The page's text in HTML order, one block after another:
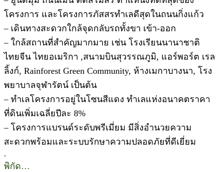
โครงการ และโครงการภัสสรทำเลดีสุดในถนนกิ่งแก้ว
– เดินทางสะดวกใกล้จุดกลับรถทั้งขา เข้า-ออก
– ใกล้สถานที่สำคัญมากมาย เช่น โรงเรียนนานาชาติ
ไทยจีน ไทยอเมริกา ,สนามบินสุวรรณภูมิ, แอร์พอร์ต เรล
ลิ้งก์, Rainforest Green Community, ห้างเมกาบางนา, โรง
พยาบาลจุฬารัตน์ เป็นต้น
– ทำเลโครงการอยู่ในโซนสีแดง ทำเลแห่งอนาคตราคา
ที่ดินเพิ่มเฉลี่ยปีละ 8%
– โครงการแบรนด์ระดับพรีเมี่ยม มีสิ่งอำนวยความ
สะดวกพร้อมและระบบรักษาความปลอดภัยที่ดีเยี่ยม
.
พิกัด…